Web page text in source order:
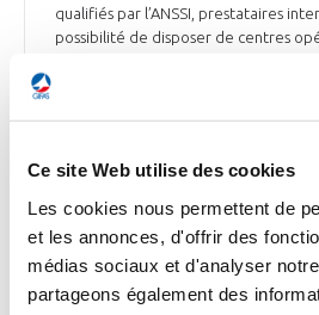
Ce site Web utilise des cookies
Les cookies nous permettent de
et les annonces, d'offrir des
médias sociaux et d'analyser
partageons également des
qualifiés par l’ANSSI, prestataires
possibilité de disposer de centres
assurant une solution de détection
ABC Bourse du 11 janvier